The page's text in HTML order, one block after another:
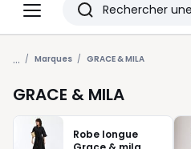
Menu
Redoute
Rechercher
Les
derniers
articles
consultés
... Marques GRACE & MILA
GRACE & MILA
Robe longue